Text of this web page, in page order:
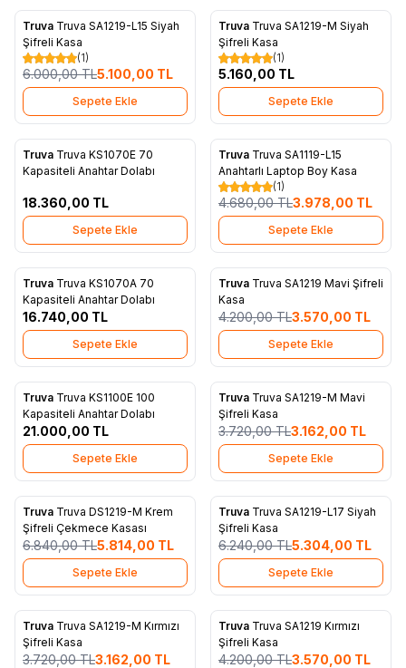
%15
Favorilere Ekle
Truva Truva SA1219-L15 Siyah
Şifreli Kasa
(1)
6.000,00TL5.100,00 TL
Sepete Ekle
Favorilere Ekle
Truva Truva SA1219-M Siyah
Şifreli Kasa
(1)
5.160,00 TL
Sepete Ekle
Favorilere Ekle
Truva Truva KS1070E 70
Kapasiteli Anahtar Dolabı
18.360,00 TL
Sepete Ekle
%15
Favorilere Ekle
Truva Truva SA1119-L15
Anahtarlı Laptop Boy Kasa
(1)
4.680,00TL3.978,00 TL
Sepete Ekle
Favorilere Ekle
Truva Truva KS1070A 70
Kapasiteli Anahtar Dolabı
16.740,00 TL
Sepete Ekle
%15
Favorilere Ekle
Truva Truva SA1219 Mavi Şifreli
Kasa
4.200,00TL3.570,00 TL
Sepete Ekle
Favorilere Ekle
Truva Truva KS1100E 100
Kapasiteli Anahtar Dolabı
21.000,00 TL
Sepete Ekle
%15
Favorilere Ekle
Truva Truva SA1219-M Mavi
Şifreli Kasa
3.720,00TL3.162,00 TL
Sepete Ekle
%15
Favorilere Ekle
Truva Truva DS1219-M Krem
Şifreli Çekmece Kasası
6.840,00TL5.814,00 TL
Sepete Ekle
%15
Favorilere Ekle
Truva Truva SA1219-L17 Siyah
Şifreli Kasa
6.240,00TL5.304,00 TL
Sepete Ekle
%15
Favorilere Ekle
Truva Truva SA1219-M Kırmızı
Şifreli Kasa
3.720,00TL3.162,00 TL
%15
Favorilere Ekle
Truva Truva SA1219 Kırmızı
Şifreli Kasa
4.200,00TL3.570,00 TL